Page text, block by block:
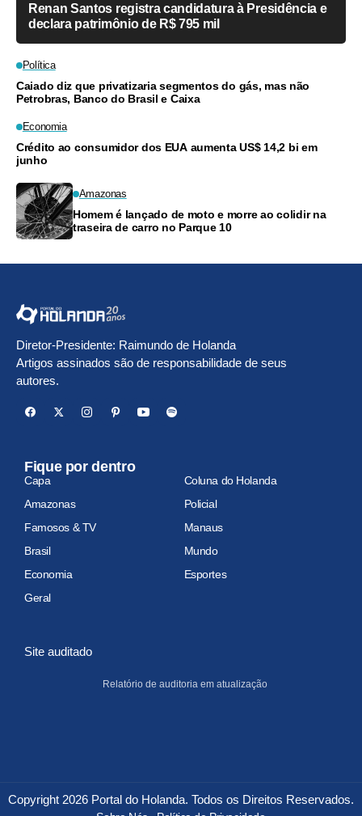
Renan Santos registra candidatura à Presidência e
declara patrimônio de R$ 795 mil
Política
Caiado diz que privatizaria segmentos do gás, mas não
Petrobras, Banco do Brasil e Caixa
Economia
Crédito ao consumidor dos EUA aumenta US$ 14,2 bi em
junho
Amazonas
Homem é lançado de moto e morre ao colidir na
traseira de carro no Parque 10
Diretor-Presidente: Raimundo de Holanda
Artigos assinados são de responsabilidade de seus
autores.
Fique por dentro
Capa
Coluna do Holanda
Amazonas
Policial
Famosos & TV
Manaus
Brasil
Mundo
Economia
Esportes
Geral
Site auditado
Relatório de auditoria em atualização
Copyright 2026 Portal do Holanda. Todos os Direitos Reservados.